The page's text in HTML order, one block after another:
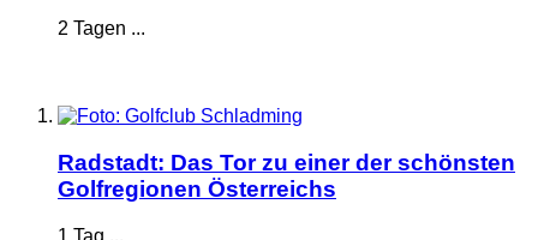
2 Tagen ...
Radstadt: Das Tor zu einer der schönsten
Golfregionen Österreichs
1 Tag ...